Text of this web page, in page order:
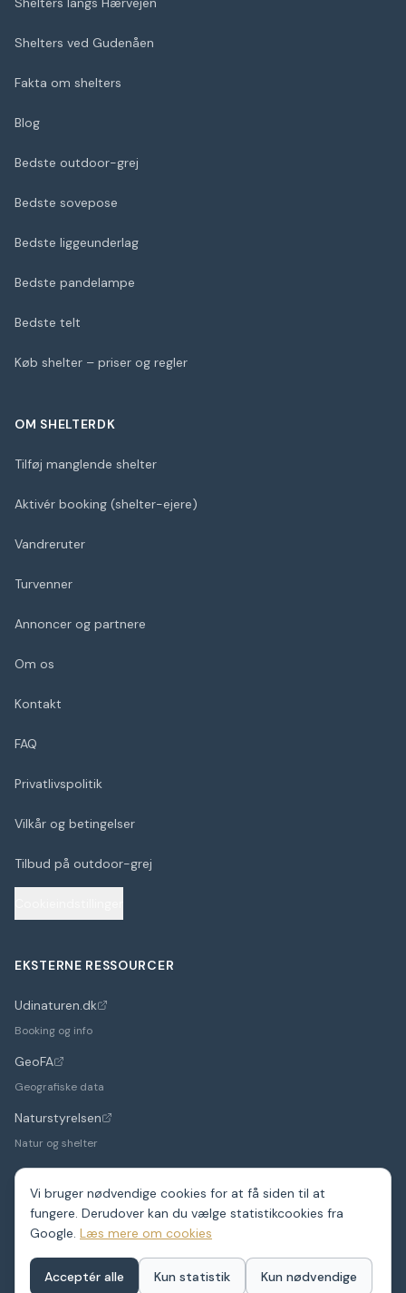
Vi bruger nødvendige cookies for at få siden til at
fungere. Derudover kan du vælge statistikcookies fra
Google. Læs mere om cookies
Acceptér alle Kun statistik Kun nødvendige
Shelters ved Gudenåen
Fakta om shelters
Blog
Bedste outdoor-grej
Bedste sovepose
Bedste liggeunderlag
Bedste pandelampe
Bedste telt
Køb shelter – priser og regler
OM SHELTERDK
Tilføj manglende shelter
Aktivér booking (shelter-ejere)
Vandreruter
Turvenner
Annoncer og partnere
Om os
Kontakt
FAQ
Privatlivspolitik
Vilkår og betingelser
Tilbud på outdoor-grej
EKSTERNE RESSOURCER
Udinaturen.dk
(åbner i nyt faneblad)
Booking og info
GeoFA
(åbner i nyt faneblad)
Geografiske data
Naturstyrelsen
(åbner i nyt faneblad)
Natur og shelter
2026ShelterDK. Et hobbyprojekt – data fra GeoFA og andre
Shelters i hele Danmark